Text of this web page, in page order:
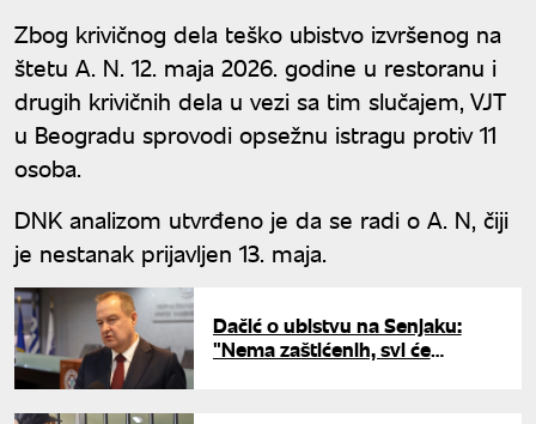
Zbog krivičnog dela teško ubistvo izvršenog na
štetu A. N. 12. maja 2026. godine u restoranu i
drugih krivičnih dela u vezi sa tim slučajem, VJT
u Beogradu sprovodi opsežnu istragu protiv 11
osoba.
DNK analizom utvrđeno je da se radi o A. N, čiji
je nestanak prijavljen 13. maja.
Dačić o ubistvu na Senjaku:
"Nema zaštićenih, svi će